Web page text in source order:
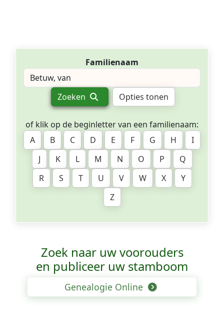
Familienaam
Zoeken Opties tonen
of klik op de beginletter van een familienaam:
A
B C D E F G H
I
J
K L M N O P
Q
R
S T U V W X
Y
Z
Zoek naar uw voorouders
en publiceer uw stamboom
Genealogie Online